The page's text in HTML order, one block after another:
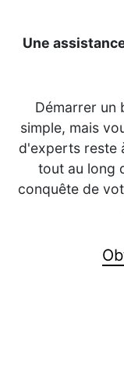
Une
Démarrer un
simple, mais
d'experts reste
tout au long
conquête de